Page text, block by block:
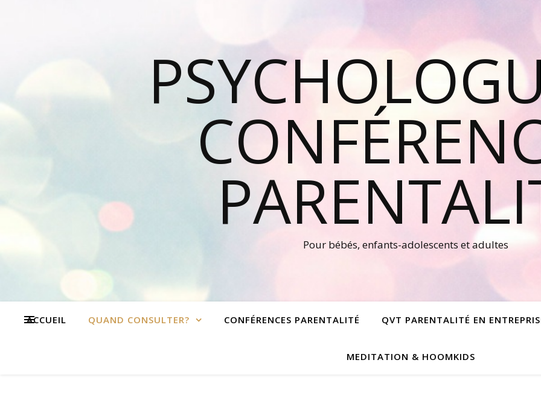
Pour bébés, enfants-adolescents et adultes
ACCUEIL QUAND CONSULTER? CONFÉRENCES PARENTALITÉ QVT PARENTALITÉ EN
MEDITATION & HOOMKIDS